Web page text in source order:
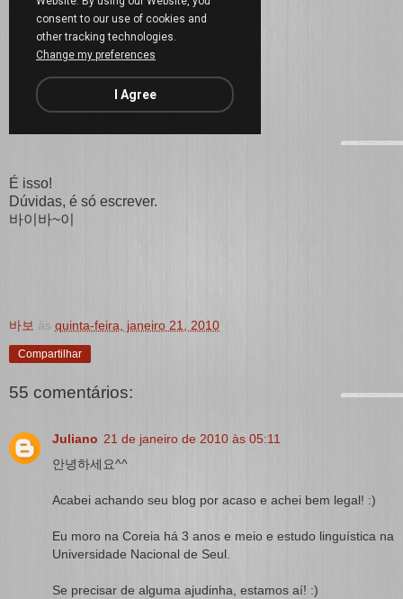
É isso!
Dúvidas, é só escrever.
바이바~이
바보 às quinta-feira, janeiro 21, 2010
Compartilhar
55 comentários:
Juliano 21 de janeiro de 2010 às 05:11
안녕하세요^^
Acabei achando seu blog por acaso e achei bem legal! :)
Eu moro na Coreia há 3 anos e meio e estudo linguística na
Universidade Nacional de Seul.
Se precisar de alguma ajudinha, estamos aí! :)